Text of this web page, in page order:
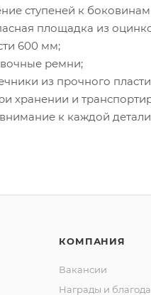
ступеней к
площадка из
600 мм;
ремни;
из прочного
хранении и
к каждой
КОМПАНИЯ
Вакансии
Награды и